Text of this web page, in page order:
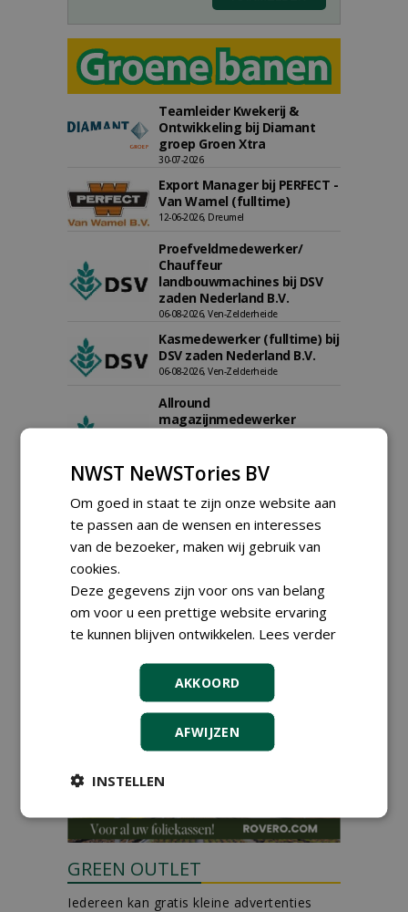
Teamleider Kwekerij &
Ontwikkeling bij Diamant
groep Groen Xtra
30-07-2026
Export Manager bij PERFECT -
Van Wamel (fulltime)
12-06-2026, Dreumel
Proefveldmedewerker/
Chauffeur
landbouwmachines bij DSV
zaden Nederland B.V.
06-08-2026, Ven-Zelderheide
Kasmedewerker (fulltime) bij
DSV zaden Nederland B.V.
06-08-2026, Ven-Zelderheide
Allround
magazijnmedewerker
06-08-2026, Ven Zelderheide
Boomtotaalzorg32-40 uur
30-07-2026, Schalkwijk
Boominspecteur bij
30-07-2026, Schalkwijk
Hoofdgreenkeeper (m/v)
Golfbaan KralingenOosthoek
meer Groene Banen
GREEN OUTLET
Iedereen kan gratis kleine advertenties
NWST NeWSTories BV
Om goed in staat te zijn onze website aan
te passen aan de wensen en interesses
van de bezoeker, maken wij gebruik van
cookies.
Deze gegevens zijn voor ons van belang
om voor u een prettige website ervaring
te kunnen blijven ontwikkelen. Lees verder
AKKOORD
AFWIJZEN
INSTELLEN